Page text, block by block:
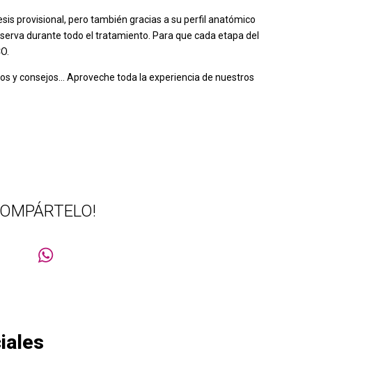
provisional, pero también gracias a su perfil anatómico
durante todo el tratamiento. Para que cada etapa del
y consejos… Aproveche toda la experiencia de nuestros